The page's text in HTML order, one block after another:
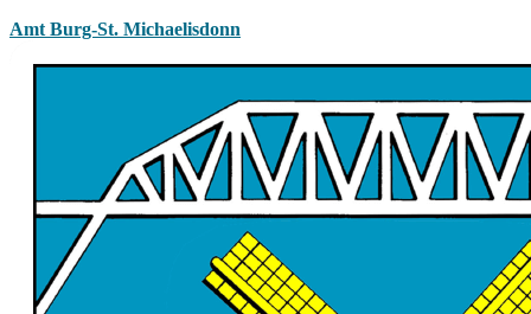
Amt Burg-St. Michaelisdonn